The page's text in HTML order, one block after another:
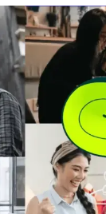
ke 66 yang